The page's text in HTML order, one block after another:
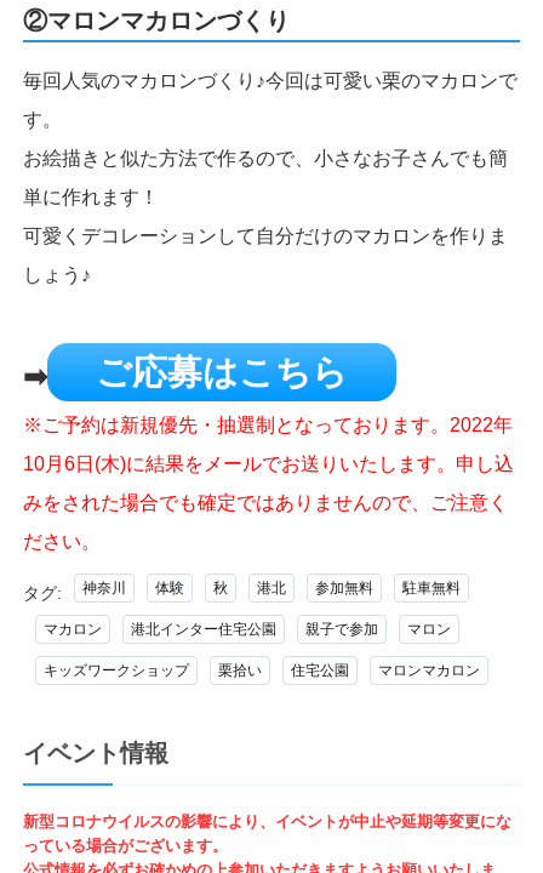
②マロンマカロンづくり
毎回人気のマカロンづくり♪今回は可愛い栗のマカロンで
す。
お絵描きと似た方法で作るので、小さなお子さんでも簡
単に作れます！
可愛くデコレーションして自分だけのマカロンを作りま
しょう♪
➡ ご応募はこちら
※ご予約は新規優先・抽選制となっております。2022年
10月6日(木)に結果をメールでお送りいたします。申し込
みをされた場合でも確定ではありませんので、ご注意く
ださい。
タグ: 神奈川 体験 秋 港北 参加無料 駐車無料
マカロン 港北インター住宅公園 親子で参加 マロン
キッズワークショップ 栗拾い 住宅公園 マロンマカロン
イベント情報
新型コロナウイルスの影響により、イベントが中止や延期等変更にな
っている場合がございます。